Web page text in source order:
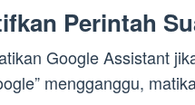
Perintah
Google Assistant
mengganggu,